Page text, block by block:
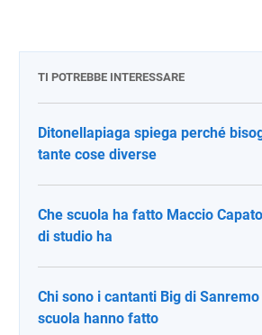
TI POTREBBE INTERESSARE
Ditonellapiaga spiega perché
tante cose diverse
Che scuola ha fatto Maccio
di studio ha
Chi sono i cantanti Big di
scuola hanno fatto